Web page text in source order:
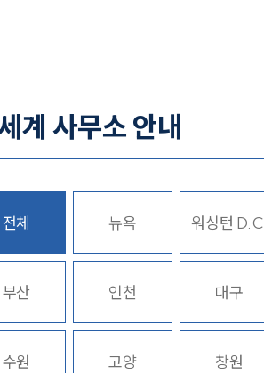
계 사무소 안내
전체 뉴욕 워싱턴 D.C.
부산 인천 대구
수원 고양 창원